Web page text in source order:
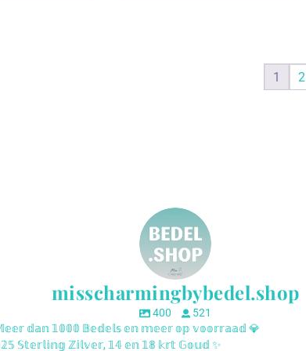
1 2
misscharmingbybedel.shop
400
521
𝕕𝕒𝕟 𝟙𝟘𝟘𝟘 𝔹𝕖𝕕𝕖𝕝𝕤 𝕖𝕟 𝕞𝕖𝕖𝕣 𝕠𝕡 𝕧𝕠𝕠𝕣𝕣𝕒𝕒𝕕 💎
𝕊𝕥𝕖𝕣𝕝𝕚𝕟𝕘 ℤ𝕚𝕝𝕧𝕖𝕣, 𝟙𝟜 𝕖𝕟 𝟙𝟠 𝕜𝕣𝕥 𝔾𝕠𝕦𝕕 ✨